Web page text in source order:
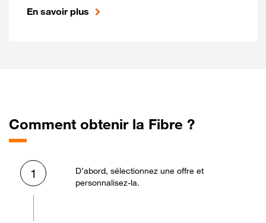
En savoir plus
Comment obtenir la Fibre ?
1
D’abord, sélectionnez une offre et
personnalisez-la.